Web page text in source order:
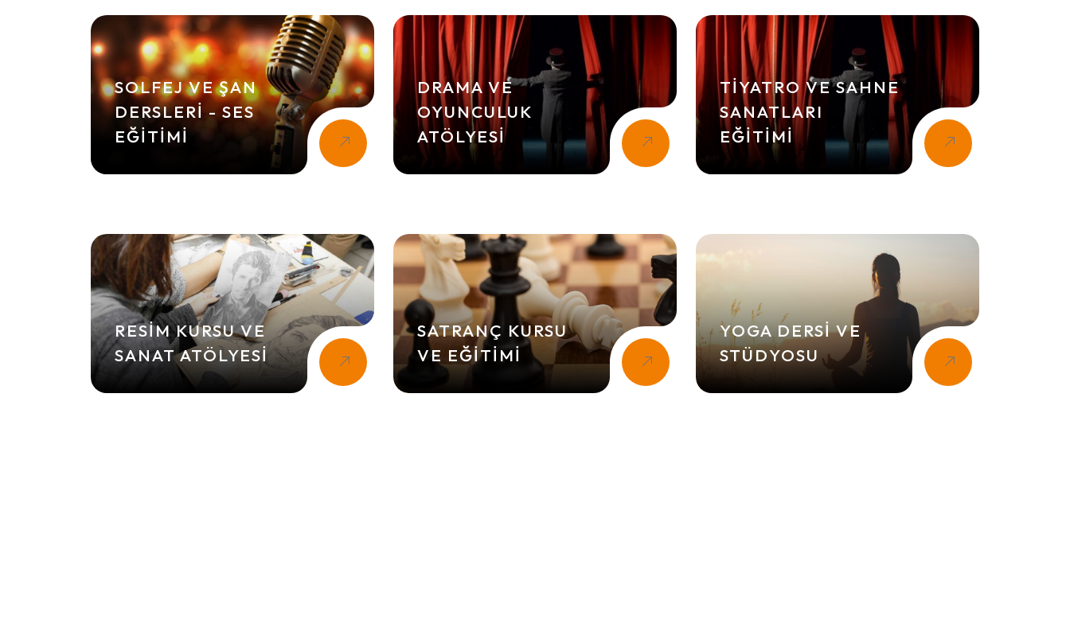
SOLFEJ VE ŞAN
DERSLERI - SES
EĞITIMI
DRAMA VE
OYUNCULUK
ATÖLYESI
TIYATRO VE SAHNE
SANATLARI
EĞITIMI
RESIM KURSU VE
SANAT ATÖLYESI
SATRANÇ KURSU
VE EĞITIMI
YOGA DERSI VE
STÜDYOSU